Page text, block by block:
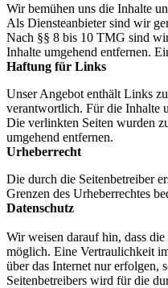
Wir bemühen uns die Inhalte
Als Diensteanbieter sind wir
Nach §§ 8 bis 10 TMG sind
Inhalte umgehend entfernen.
Haftung für Links
Unser Angebot enthält Links
verantwortlich. Für die Inhalte
Die verlinkten Seiten wurden
umgehend entfernen.
Urheberrecht
Die durch die Seitenbetreiber
Grenzen des Urheberrechtes
Datenschutz
Wir weisen darauf hin, dass
möglich. Eine Vertraulichkeit
über das Internet nur erfolgen,
Seitenbetreibers wird für die